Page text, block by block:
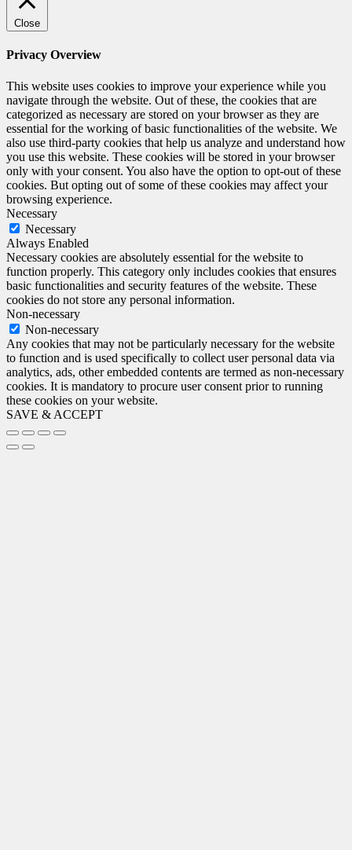
Close
Privacy Overview
This website uses cookies to improve your experience while you
navigate through the website. Out of these, the cookies that are
categorized as necessary are stored on your browser as they are
essential for the working of basic functionalities of the website. We
also use third-party cookies that help us analyze and understand how
you use this website. These cookies will be stored in your browser
only with your consent. You also have the option to opt-out of these
cookies. But opting out of some of these cookies may affect your
browsing experience.
Necessary
Necessary
Always Enabled
Necessary cookies are absolutely essential for the website to
function properly. This category only includes cookies that ensures
basic functionalities and security features of the website. These
cookies do not store any personal information.
Non-necessary
Non-necessary
Any cookies that may not be particularly necessary for the website
to function and is used specifically to collect user personal data via
analytics, ads, other embedded contents are termed as non-necessary
cookies. It is mandatory to procure user consent prior to running
these cookies on your website.
SAVE & ACCEPT